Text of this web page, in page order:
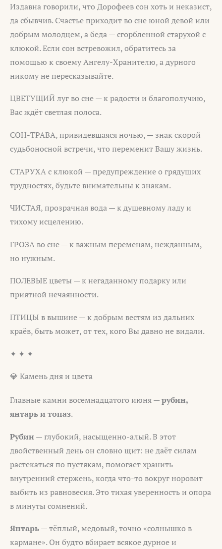
Издавна говорили, что Дорофеев сон хоть и неказист,
да сбывчив. Счастье приходит во сне юной девой или
добрым молодцем, а беда — сгорбленной старухой с
клюкой. Если сон встревожил, обратитесь за
помощью к своему Ангелу-Хранителю, а дурного
никому не пересказывайте.
ЦВЕТУЩИЙ луг во сне — к радости и благополучию,
Вас ждёт светлая полоса.
СОН-ТРАВА, привидевшаяся ночью, — знак скорой
судьбоносной встречи, что переменит Вашу жизнь.
СТАРУХА с клюкой — предупреждение о грядущих
трудностях, будьте внимательны к знакам.
ЧИСТАЯ, прозрачная вода — к душевному ладу и
тихому исцелению.
ГРОЗА во сне — к важным переменам, нежданным,
но нужным.
ПОЛЕВЫЕ цветы — к негаданному подарку или
приятной нечаянности.
ПТИЦЫ в вышине — к добрым вестям из дальних
краёв, быть может, от тех, кого Вы давно не видали.
✦ ✦ ✦
💎 Камень дня и цвета
Главные камни восемнадцатого июня —рубин,
янтарь и топаз.
Рубин — глубокий, насыщенно-алый. В этот
двойственный день он словно щит: не даёт силам
растекаться по пустякам, помогает хранить
внутренний стержень, когда что-то вокруг норовит
выбить из равновесия. Это тихая уверенность и опора
в минуты сомнений.
Янтарь— тёплый, медовый, точно «солнышко в
кармане». Он будто вбирает всякое дурное и